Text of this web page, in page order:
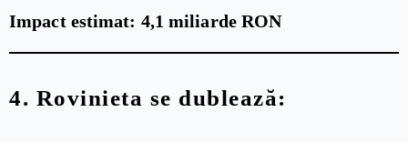
Impact estimat: 4,1 miliarde RON
4. Rovinieta se dublează: